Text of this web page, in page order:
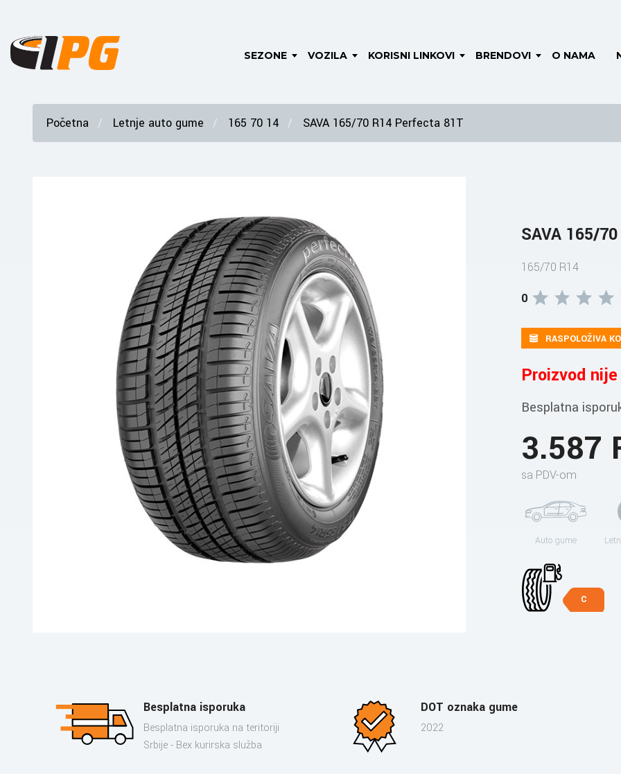
SEZONE VOZILA KORISNI LINKOVI BRENDOVI O NAMA
Početna Letnje auto gume 165 70 14 SAVA 165/70 R14 Perfecta 81T
SAVA 165/
165/70 R14
0
RASPOLOŽIVA
Proizvod
Besplatna
3.587
sa PDV-om
Auto gume
C
Besplatna isporuka
Besplatna isporuka na teritoriji
Srbije - Bex kurirska služba
DOT oznaka gume
2022